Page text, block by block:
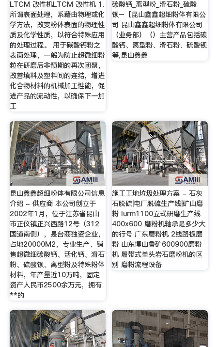
LTCM 改性机LTCM 改性机 1.
所谓表面处理，系藉由物理或化
学方法，改变粉体表面的物理性
质及化学性质，以符合特殊应用
的处理过程。 用于碳酸钙粉之
表面处理，一般为防止超微细粉
粒在研磨后非预期的再次团聚，
改善填料及塑料间的连结，增进
化合物材料的机械加工性能，促
进产品的流动性，以确保下一加
工
碳酸钙_离型粉_滑石粉_硫酸
钡–【昆山鑫鑫超细粉体有限公
司 昆山鑫鑫超细粉体有限公司
（业务部）（）主营产品包括碳
酸钙、离型粉、滑石粉、硫酸钡
等,昆山鑫鑫
昆山鑫鑫超细粉体有限公司信息
介绍 - 供应商 本公司创立于
2002年1月，位于江苏省昆山
市正仪镇正兴西路12号（312
国道南侧），是台商独资企业，
占地20000M2，专业生产、销
售超微细碳酸钙、活化钙、滑石
粉、硫酸钡、离型粉及特殊粉体
材料，年产量近10万吨，固定
资产人民币2500余万元，拥有
**的
施工工地垃圾处理方案 - 石灰
石脱硫|电厂脱硫生产线|矿山磨
粉 lurm1100立式研磨生产线
400x600 磨粉机轴承是多少大
的行号 广东磨粉机 2线路板磨
粉 山东博山鲁矿600900磨粉
机 履带式单头岩石磨粉机的区
别 磨粉流程设备